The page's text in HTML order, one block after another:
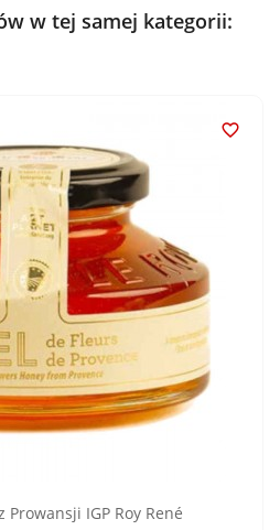
w tej samej kategorii:

IGP Roy René